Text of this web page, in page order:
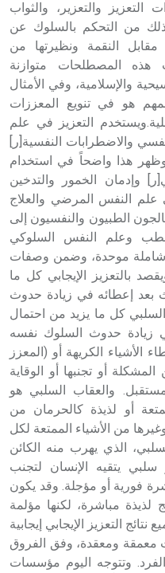
التعزيز والتعزير، والثواب
ذلك من التحكم بالسلوك عن
النقمة ونظيرتها من
هذه المصطلحات متوازنة
والإسلامية، وفي الأمثال
هو في تنويع المعززات
التعزيز في علم
والاضطرابات النفسية[ر]
وظهر هذا واضحاً في استخدام
وإدمان الخمور والتدخين
علم النفس المرضي والعلاج
الطبيون والنفسيون إلى
وعلم النفس السلوكي
موحدة، وضمن وصفات
بالتعزيز الإيجابي كل ما
بعد إعطائه في زيادة حدوث
كل ما يزيد من احتمال
زيادة حدوث السلوك نفسه
الأشياء الكريهة أو (المعزز
أو تجنبها أو الوقاية
والعقاب السلبي هو
أو لذيذة كالحرمان من
من الأشياء الممتعة لكل
الذي يهرب منه الكائن
يتقيه الإنسان لتجنب
فورية أو مؤجلة. وقد يكون
لذيذة مباشرة، لكنها مؤلمة
التعزيز الإيجابي إيجابية
معمقة ومعقدة، وفق الفروق
الفرد. وتتوجه اليوم مؤسسات